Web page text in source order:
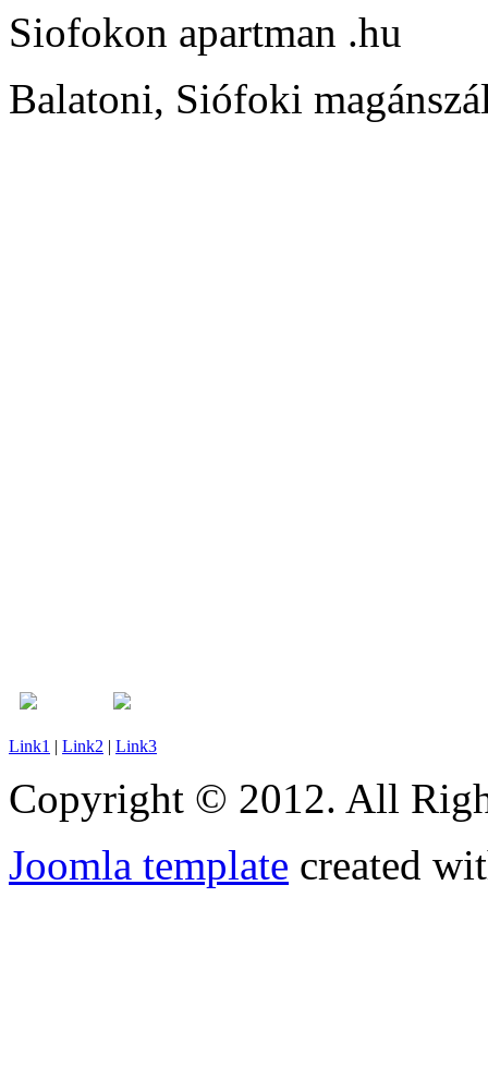
Siofokon apartman .hu
Balatoni, Siófoki
Link1 | Link2 | Link3
Copyright © 2012. All
Joomla template created